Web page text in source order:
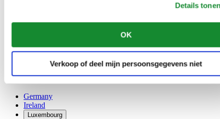
Details
OK
Verkoop of deel mijn persoonsgegevens niet
Français
简体中文
Denmark
Germany
Ireland
Luxembourg